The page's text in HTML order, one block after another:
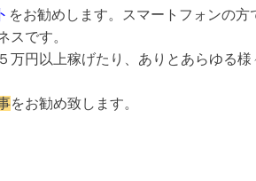
をお勧めします。スマートフォンの方
スです。
万円以上稼げたり、ありとあらゆる様
をお勧め致します。